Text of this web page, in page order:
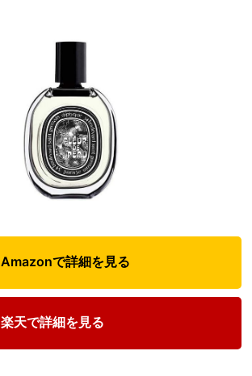
Amazonで詳細を見る
楽天で詳細を見る